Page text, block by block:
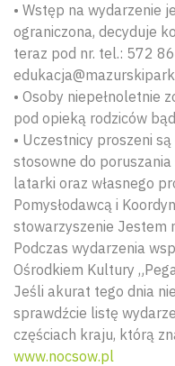
• Wstęp na wydarzenie
ograniczona, decyduje
teraz pod nr. tel.: 572
• Osoby niepełnoletnie
pod opieką rodziców
• Uczestnicy proszeni
stosowne do
latarki oraz własnego
Pomysłodawcą i
stowarzyszenie Jestem
Podczas wydarzenia
Ośrodkiem Kultury
Jeśli akurat tego dnia
sprawdźcie listę
częściach kraju, którą
www.nocsow.pl